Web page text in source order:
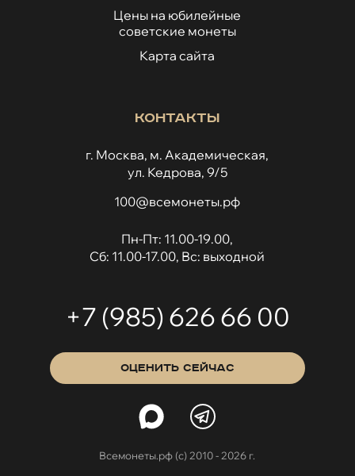
Цены на юбилейные
советские монеты
Карта сайта
Контакты
г. Москва, м. Академическая,
ул. Кедрова, 9/5
100@всемонеты.рф
Пн-Пт: 11.00-19.00,
Сб: 11.00-17.00, Вс: выходной
+7 (985) 626 66 00
ОЦЕНИТЬ СЕЙЧАС
Всемонеты.рф (с) 2010 - 2026 г.